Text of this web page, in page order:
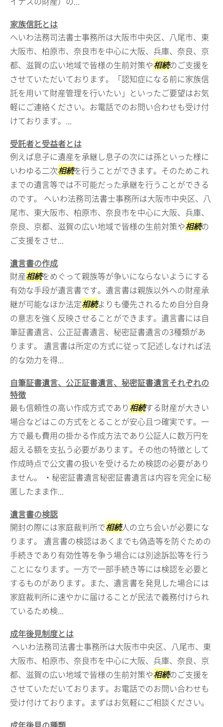
家族信託とは
へいわ法務司法書士事務所は大阪市中央区、八尾市、東
大阪市、柏原市、奈良市を中心に大阪、兵庫、奈良、京
都、滋賀の広い地域で皆様の生前対策や相続のご支援を
させていただいております。「認知症になる前に家族信
託を用いて財産管理を行いたい」といったご要望はお気
軽にご連絡ください。お電話でのお問い合わせも受け付
けております。...
受託者と受益者とは
例えば息子に遺産を承継し息子の次には孫といった様に
いわゆる二次相続を行うことができます。そのためこれ
までの遺言等では不可能だった承継を行うことができる
のです。 へいわ法務司法書士事務所は大阪市中央区、八
尾市、東大阪市、柏原市、奈良市を中心に大阪、兵庫、
奈良、京都、滋賀の広い地域で皆様の生前対策や相続の
ご支援をさせ...
遺言書の作成
財産相続をめぐって親族等が争いにならないようにする
有効な手段が遺言書です。遺言書は親族以外への財産承
継が可能なほか法定相続よりも優先されるため自分自身
の意志を強く反映させることができます。遺言書には自
筆証書遺言、公正証書遺言、秘密証書遺言の3種類があ
ります。 遺言書は所定の方式に従って記述しなければ法
的な効力を得...
自筆証書遺言、公正証書遺言、秘密証書遺言それぞれの
特徴
最も信頼性の高い作成方式であり相続する財産が大きい
場合などはこの方式をとることが安心且つ確実です。一
方で最も費用の掛かる作成方法であり公証人に数万円を
超える額を支払う必要があります。その他の特徴として
作成時点で公文書の扱いを受けるため検認の必要があり
ません。 ・秘密証書遺言秘密証書遺言は内容を完全に秘
匿したまま作...
遺言書の検認
開封の際には家庭裁判所で相続人の立ち会いが必要にな
ります。 遺言書の検認はあくまでも偽造等を防ぐための
手続きであり有効性等を争う場合には別途訴訟等を行う
ことになります。一方で一部手続き等には検認を必要と
するものがあります。また、遺言書を発見した場合には
家庭裁判所に速やかに届けることが民法で義務付けられ
ているため検...
成年後見制度とは
へいわ法務司法書士事務所は大阪市中央区、八尾市、東
大阪市、柏原市、奈良市を中心に大阪、兵庫、奈良、京
都、滋賀の広い地域で皆様の生前対策や相続のご支援を
させていただいております。お電話でのお問い合わせも
受け付けております。まずはお気軽にご相談ください。